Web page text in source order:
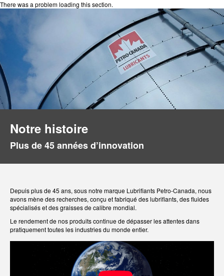
There was a problem loading this section.
Notre histoire
Plus de 45 années d’innovation
Depuis plus de 45 ans, sous notre marque Lubrifiants Petro-Canada, nous
avons mène des recherches, conçu et fabriqué des lubrifiants, des fluides
spécialisés et des graisses de calibre mondial.
Le rendement de nos produits continue de dépasser les attentes dans
pratiquement toutes les industries du monde entier.